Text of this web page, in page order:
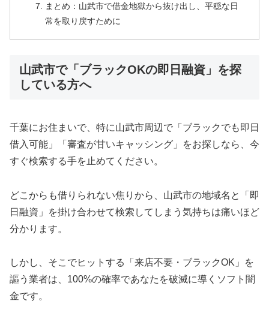
まとめ：山武市で借金地獄から抜け出し、平穏な日
常を取り戻すために
山武市で「ブラックOKの即日融資」を探
している方へ
千葉にお住まいで、特に山武市周辺で「ブラックでも即日
借入可能」「審査が甘いキャッシング」をお探しなら、今
すぐ検索する手を止めてください。
どこからも借りられない焦りから、山武市の地域名と「即
日融資」を掛け合わせて検索してしまう気持ちは痛いほど
分かります。
しかし、そこでヒットする「来店不要・ブラックOK」を
謳う業者は、100%の確率であなたを破滅に導くソフト闇
金です。